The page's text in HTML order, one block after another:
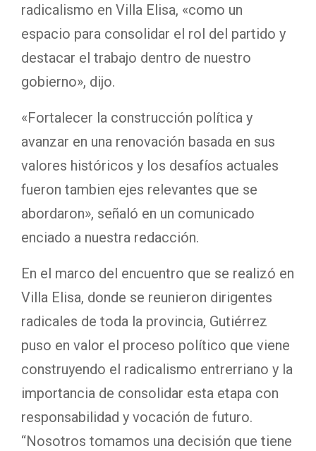
radicalismo en Villa Elisa, «como un
espacio para consolidar el rol del partido y
destacar el trabajo dentro de nuestro
gobierno», dijo.
«Fortalecer la construcción política y
avanzar en una renovación basada en sus
valores históricos y los desafíos actuales
fueron tambien ejes relevantes que se
abordaron», señaló en un comunicado
enciado a nuestra redacción.
En el marco del encuentro que se realizó en
Villa Elisa, donde se reunieron dirigentes
radicales de toda la provincia, Gutiérrez
puso en valor el proceso político que viene
construyendo el radicalismo entrerriano y la
importancia de consolidar esta etapa con
responsabilidad y vocación de futuro.
“Nosotros tomamos una decisión que tiene